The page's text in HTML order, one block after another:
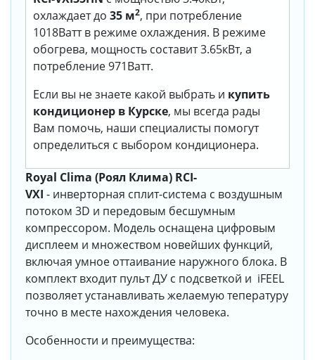
охлаждает до 35 м2, при потребление
1018Ватт в режиме охлаждения. В режиме
обогрева, мощность составит 3.65кВт, а
потребление 971Ватт.
Если вы не знаете какой выбрать и купить
кондиционер в Курске, мы всегда рады
Вам помочь, наши специалисты помогут
определиться с выбором кондиционера.
Royal Clima (Роял Клима) RCI-
VXI - инверторная сплит-система с воздушным
потоком 3D и передовым бесшумным
компрессором. Модель оснащена цифровым
дисплеем и множеством новейших функций,
включая умное оттаивание наружного блока. В
комплект входит пульт ДУ с подсветкой и iFEEL
позволяет устанавливать желаемую тепературу
точно в месте нахождения человека.
Особенности и преимущества: